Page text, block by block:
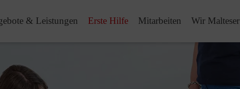
& Leistungen Erste Hilfe Mitarbeiten Wir Malteser